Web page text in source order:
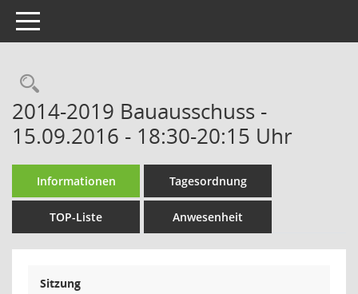
Toggle navigation
Rechercheauswahl
2014-2019 Bauausschuss -
15.09.2016 - 18:30-20:15 Uhr
Informationen Tagesordnung
TOP-Liste Anwesenheit
Sitzung